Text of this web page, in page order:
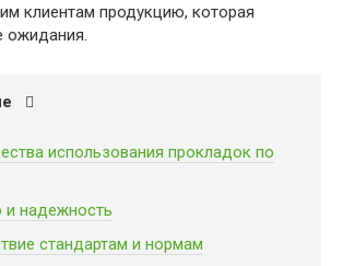
клиентам продукцию, которая
ожидания.
использования прокладок по
и надежность
стандартам и нормам